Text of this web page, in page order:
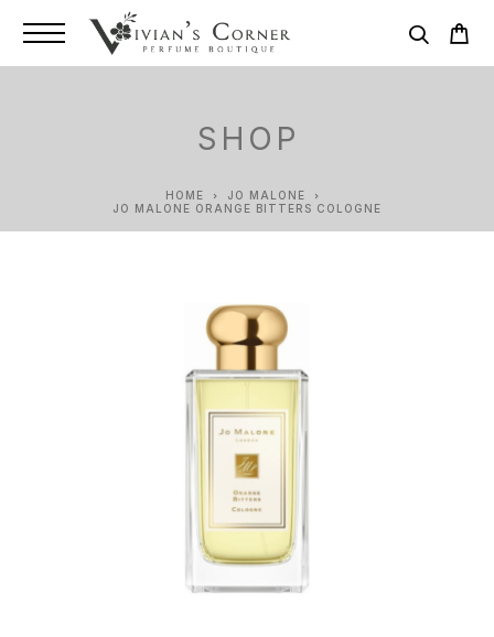
SHOP
HOME
JO MALONE
JO MALONE ORANGE BITTERS COLOGNE